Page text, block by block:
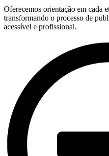
Oferecemos orientação em cada
transformando o processo de
acessível e profissional.